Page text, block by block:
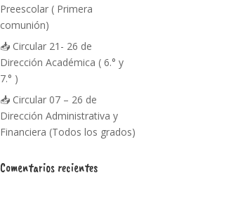
Preescolar ( Primera
comunión)
📥 Circular 21- 26 de
Dirección Académica ( 6.° y
7.° )
📥 Circular 07 – 26 de
Dirección Administrativa y
Financiera (Todos los grados)
Comentarios recientes